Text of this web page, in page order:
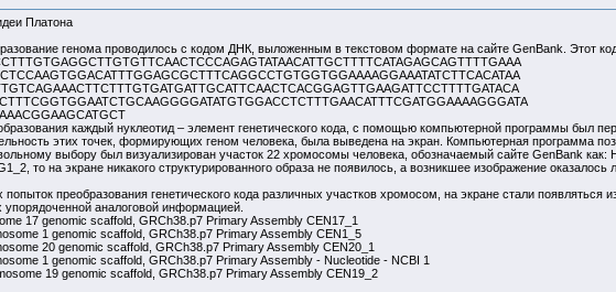
Платона
генома проводилось с кодом ДНК, выложенным в текстовом формате на сайте GenBank. Этот
каждый нуклеотид – элемент генетического кода, с помощью компьютерной программы был
этих точек, формирующих геном человека, была выведена на экран. Компьютерная программа
выбору был визуализирован участок 22 хромосомы человека, обозначаемый сайте GenBank
то на экране никакого структурированного образа не появилось, а возникшее изображение
попыток преобразования генетического кода различных участков хромосом, на экране стали
аналоговой информацией.
17 genomic scaffold, GRCh38.p7 Primary Assembly CEN17_1
1 genomic scaffold, GRCh38.p7 Primary Assembly CEN1_5
20 genomic scaffold, GRCh38.p7 Primary Assembly CEN20_1
1 genomic scaffold, GRCh38.p7 Primary Assembly - Nucleotide - NCBI 1
19 genomic scaffold, GRCh38.p7 Primary Assembly CEN19_2